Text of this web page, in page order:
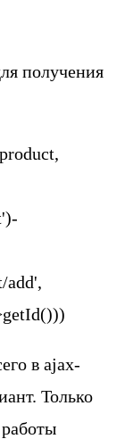
получения
add',
в ajax-
Только